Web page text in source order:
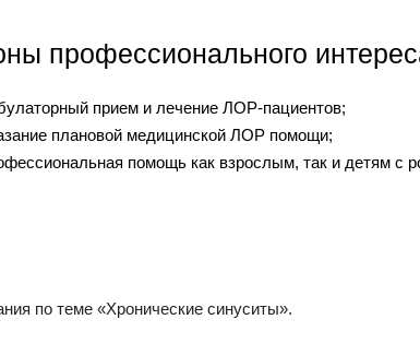
профессионального
прием и лечение ЛОР-пациентов;
плановой медицинской ЛОР помощи;
помощь как взрослым, так и детям с
по теме «Хронические синуситы».